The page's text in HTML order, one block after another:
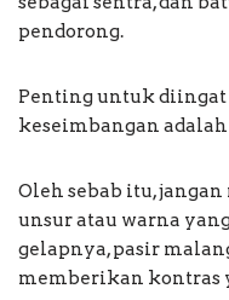
pendorong.
Penting untuk diingat
keseimbangan
Oleh sebab itu,
unsur atau warna
gelapnya, pasir
memberikan kontras